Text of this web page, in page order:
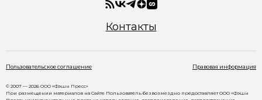
Контакты
Пользовательское соглашение Правовая информация
© 2007 — 2026 ООО «Фэшн Пресс»
При размещении материалов на Сайте Пользователь безвозмездно предоставляет ООО «Фэшн